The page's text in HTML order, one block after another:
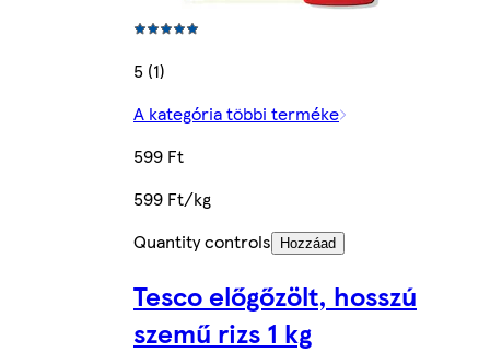
5 (1)
A kategória többi terméke
599 Ft
599 Ft/kg
Quantity controls
Hozzáad
Tesco előgőzölt, hosszú
szemű rizs 1 kg